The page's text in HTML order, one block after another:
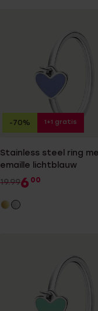
Stainless steel ring
emaille lichtblauw
19.996 00
-70% 1+1 gratis